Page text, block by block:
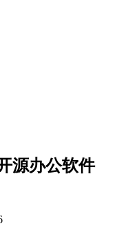
源办公软件